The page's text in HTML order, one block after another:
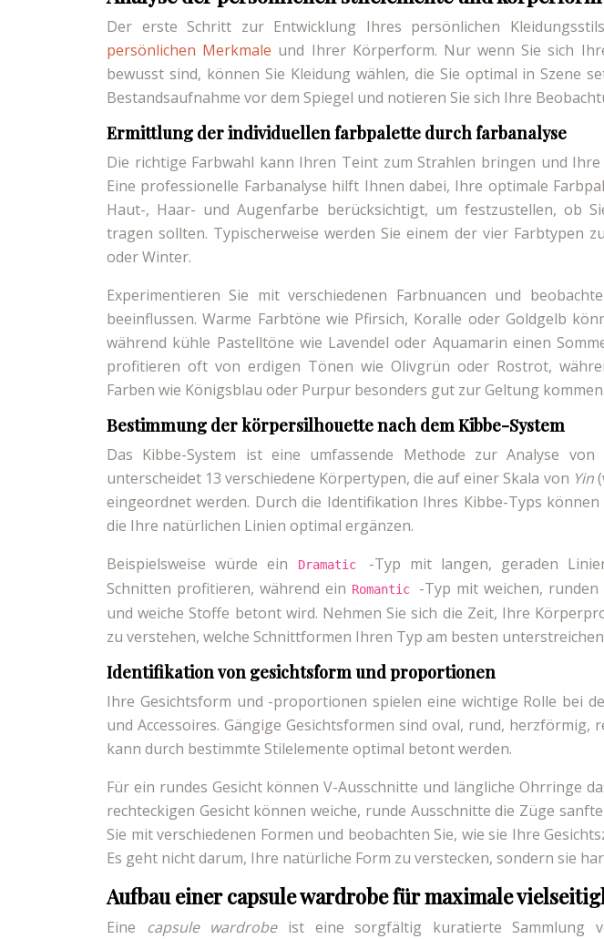
Der erste Schritt zur Entwicklung Ihres persönlichen
persönlichen Merkmale und Ihrer Körperform. Nur wenn Sie sich
bewusst sind, können Sie Kleidung wählen, die Sie optimal in Szene
Bestandsaufnahme vor dem Spiegel und notieren Sie sich Ihre
Ermittlung der individuellen farbpalette durch farbanalyse
Die richtige Farbwahl kann Ihren Teint zum Strahlen bringen und
Eine professionelle Farbanalyse hilft Ihnen dabei, Ihre optimale
Haut-, Haar- und Augenfarbe berücksichtigt, um festzustellen, ob
tragen sollten. Typischerweise werden Sie einem der vier Farbtypen
oder Winter.
Experimentieren Sie mit verschiedenen Farbnuancen und
beeinflussen. Warme Farbtöne wie Pfirsich, Koralle oder Goldgelb
während kühle Pastelltöne wie Lavendel oder Aquamarin einen
profitieren oft von erdigen Tönen wie Olivgrün oder Rostrot,
Farben wie Königsblau oder Purpur besonders gut zur Geltung kommen.
Bestimmung der körpersilhouette nach dem Kibbe-System
Das Kibbe-System ist eine umfassende Methode zur Analyse
unterscheidet 13 verschiedene Körpertypen, die auf einer Skala von Yin
eingeordnet werden. Durch die Identifikation Ihres Kibbe-Typs
die Ihre natürlichen Linien optimal ergänzen.
Beispielsweise würde ein
Dramatic -Typ mit langen, geraden
Schnitten profitieren, während ein Romantic -Typ mit weichen,
und weiche Stoffe betont wird. Nehmen Sie sich die Zeit, Ihre
zu verstehen, welche Schnittformen Ihren Typ am besten
Identifikation von gesichtsform und proportionen
Ihre Gesichtsform und -proportionen spielen eine wichtige Rolle bei
und Accessoires. Gängige Gesichtsformen sind oval, rund, herzförmig,
kann durch bestimmte Stilelemente optimal betont werden.
Für ein rundes Gesicht können V-Ausschnitte und längliche Ohrringe
rechteckigen Gesicht können weiche, runde Ausschnitte die Züge
Sie mit verschiedenen Formen und beobachten Sie, wie sie Ihre
Es geht nicht darum, Ihre natürliche Form zu verstecken, sondern sie
Aufbau einer capsule wardrobe für maximale
Eine capsule wardrobe ist eine sorgfältig kuratierte Sammlung